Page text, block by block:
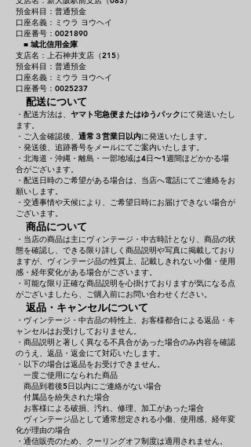
預金科目：普通預金
口座名義：ミウラ ヨウヘイ
口座番号：0021890
■ 城北信用金庫
支店名：上石神井支店（215）
預金科目：普通預金
口座名義：ミウラ ヨウヘイ
口座番号：0025237
配送について
・配送方法は、 ヤマト宅急便またはゆうパックにて発送いたし
ます。
・ご入金確認後、 通常３営業日以内に発送いたします。
・発送後、追跡番号をメールにてご案内いたします。
・北海道・沖縄・離島・一部地域は4日〜1週間ほどかかる場
合がございます。
・配送日時のご希望がある場合は、当店へ電話にてご連絡をお
願いします。
・交通事情や天候により、ご希望日時にお届けできない場合が
ございます。
商品について
・当店の商品は主にヴィンテージ・中古時計となり、商品の状
態を確認し、できる限り詳しく商品説明や写真に掲載しており
ますが、ヴィンテージ品の性質上、記載しきれない小傷・使用
感・経年変化がある場合がございます。
・可能な限り正確な商品説明を心掛けておりますが気になる点
がございましたら、ご購入前にお問い合わせください。
返品・キャンセルについて
・ヴィンテージ・中古品の特性上、お客様都合による返品・キ
ャンセルはお受けしておりません。
・商品説明と著しく異なる不具合があった場合のみ内容を確認
のうえ、返品・返金にて対応いたします。
・以下の場合は返品をお受けできません。
一度ご使用になられた商品
商品到着後5日以内にご連絡がない場合
付属品を紛失された場合
お客様による破損、汚れ、修理、加工があった場合
ヴィンテージ品として通常想定される小傷、使用感、経年変
化が理由の場合
・通信販売のため、クーリングオフ制度は適用されません。